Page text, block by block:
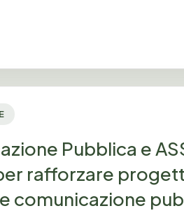
Pubblica e
rafforzare
comunicazione